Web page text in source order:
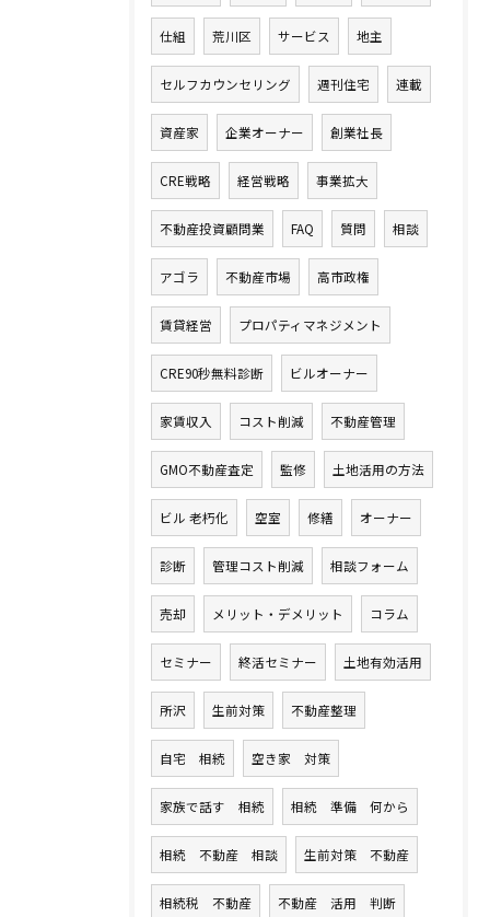
仕組 荒川区 サービス 地主
セルフカウンセリング 週刊住宅 連載
資産家 企業オーナー 創業社長
CRE戦略 経営戦略 事業拡大
不動産投資顧問業 FAQ 質問 相談
アゴラ 不動産市場 高市政権
賃貸経営 プロパティマネジメント
CRE90秒無料診断 ビルオーナー
家賃収入 コスト削減 不動産管理
GMO不動産査定 監修 土地活用の方法
ビル 老朽化 空室 修繕 オーナー
診断 管理コスト削減 相談フォーム
売却 メリット・デメリット コラム
セミナー 終活セミナー 土地有効活用
所沢 生前対策 不動産整理
自宅 相続 空き家 対策
家族で話す 相続 相続 準備 何から
相続 不動産 相談 生前対策 不動産
相続税 不動産 不動産 活用 判断